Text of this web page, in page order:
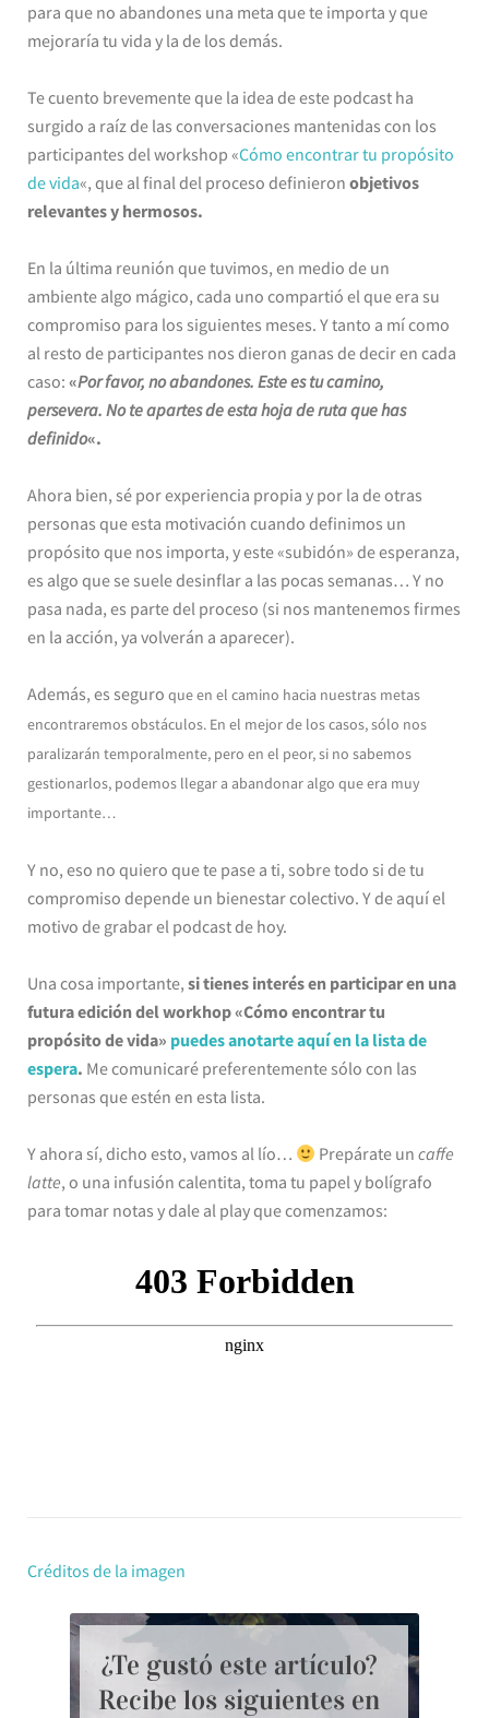
para que no abandones una meta que te importa y que
mejoraría tu vida y la de los demás.
Te cuento brevemente que la idea de este podcast ha
surgido a raíz de las conversaciones mantenidas con los
participantes del workshop «Cómo encontrar tu propósito
de vida«, que al final del proceso definieron objetivos
relevantes y hermosos.
En la última reunión que tuvimos, en medio de un
ambiente algo mágico, cada uno compartió el que era su
compromiso para los siguientes meses. Y tanto a mí como
al resto de participantes nos dieron ganas de decir en cada
caso: «Por favor, no abandones. Este es tu camino,
persevera. No te apartes de esta hoja de ruta que has
definido«.
Ahora bien, sé por experiencia propia y por la de otras
personas que esta motivación cuando definimos un
propósito que nos importa, y este «subidón» de esperanza,
es algo que se suele desinflar a las pocas semanas… Y no
pasa nada, es parte del proceso (si nos mantenemos firmes
en la acción, ya volverán a aparecer).
Además, es seguro que en el camino hacia nuestras metas
encontraremos obstáculos. En el mejor de los casos, sólo nos
paralizarán temporalmente, pero en el peor, si no sabemos
gestionarlos, podemos llegar a abandonar algo que era muy
importante…
Y no, eso no quiero que te pase a ti, sobre todo si de tu
compromiso depende un bienestar colectivo. Y de aquí el
motivo de grabar el podcast de hoy.
Una cosa importante, si tienes interés en participar en una
futura edición del workhop «Cómo encontrar tu
propósito de vida» puedes anotarte aquí en la lista de
espera. Me comunicaré preferentemente sólo con las
personas que estén en esta lista.
Y ahora sí, dicho esto, vamos al lío… Prepárate uncaffe
latte, o una infusión calentita, toma tu papel y bolígrafo
para tomar notas y dale al play que comenzamos:
Créditos de la imagen
¿Te gustó este artículo?
Recibe los siguientes en